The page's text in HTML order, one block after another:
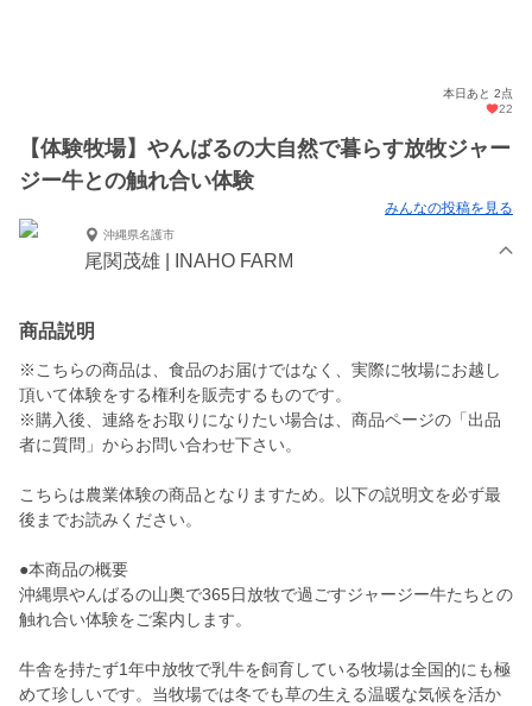
本日あと 2点
22
【体験牧場】やんばるの大自然で暮らす放牧ジャー
ジー牛との触れ合い体験
みんなの投稿を見る
沖縄県名護市
尾関茂雄 | INAHO FARM
商品説明
※こちらの商品は、食品のお届けではなく、実際に牧場にお越し
頂いて体験をする権利を販売するものです。
※購入後、連絡をお取りになりたい場合は、商品ページの「出品
者に質問」からお問い合わせ下さい。
こちらは農業体験の商品となりますため。以下の説明文を必ず最
後までお読みください。
●本商品の概要
沖縄県やんばるの山奥で365日放牧で過ごすジャージー牛たちとの
触れ合い体験をご案内します。
牛舎を持たず1年中放牧で乳牛を飼育している牧場は全国的にも極
めて珍しいです。当牧場では冬でも草の生える温暖な気候を活か